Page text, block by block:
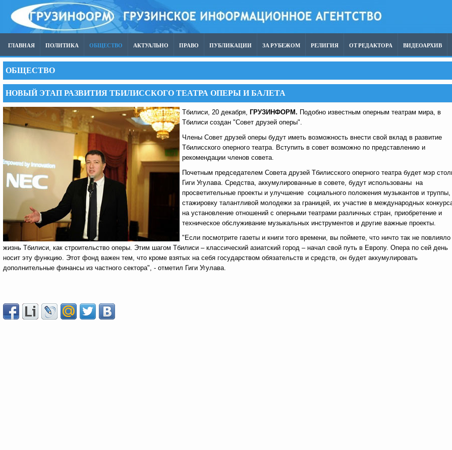
ГЛАВНАЯ ПОЛИТИКА ОБЩЕСТВО АКТУАЛЬНО ПРАВО ПУБЛИКАЦИИ ЗА РУБЕЖОМ РЕЛИГИЯ ОТ РЕДАКТОРА ВИДЕОАРХИВ
ОБЩЕСТВО
НОВЫЙ ЭТАП РАЗВИТИЯ ТБИЛИССКОГО ТЕАТРА ОПЕРЫ И БАЛЕТА
Тбилиси, 20 декабря, ГРУЗИНФОРМ. Подобно известным оперным театрам мира, в
Тбилиси создан "Совет друзей оперы".
Члены Совет друзей оперы будут иметь возможность внести свой вклад в развитие
Тбилисского оперного театра. Вступить в совет возможно по представлению и
рекомендации членов совета.
Почетным председателем Совета друзей Тбилисского оперного театра будет мэр
Гиги Угулава. Средства, аккумулированные в совете, будут использованы на
просветительные проекты и улучшение социального положения музыкантов и труппы,
стажировку талантливой молодежи за границей, их участие в международных
на установление отношений с оперными театрами различных стран, приобретение и
техническое обслуживание музыкальных инструментов и другие важные проекты.
"Если посмотрите газеты и книги того времени, вы поймете, что ничто так не повлияло
жизнь Тбилиси, как строительство оперы. Этим шагом Тбилиси – классический азиатский город – начал свой путь в Европу. Опера по сей день
носит эту функцию. Этот фонд важен тем, что кроме взятых на себя государством обязательств и средств, он будет аккумулировать
дополнительные финансы из частного сектора", - отметил Гиги Угулава.